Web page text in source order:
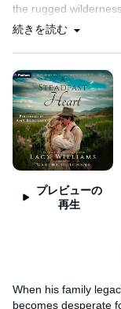
the rugged
change her life forever.
続きを読む
プレビューの
再生
When his family
becomes desperate